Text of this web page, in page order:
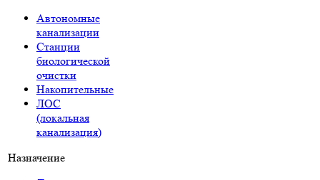
Автономные
канализации
Станции
биологической
очистки
Накопительные
ЛОС
(локальная
канализация)
Назначение